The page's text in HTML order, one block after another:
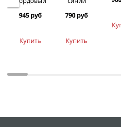
945 руб
Купить
790 руб
Купить